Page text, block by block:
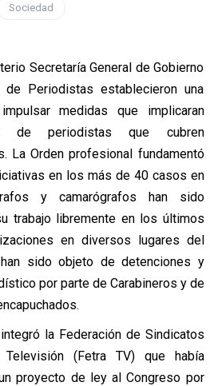
Sociedad
Secretaría General de Gobierno
Periodistas establecieron una
medidas que implicaran
de periodistas que cubren
La Orden profesional fundamentó
en los más de 40 casos en
y camarógrafos han sido
trabajo libremente en los últimos
en diversos lugares del
sido objeto de detenciones y
por parte de Carabineros y de
la Federación de Sindicatos
(Fetra TV) que había
proyecto de ley al Congreso por